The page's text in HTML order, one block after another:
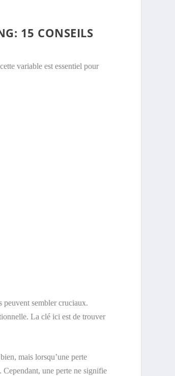
15 CONSEILS
variable est essentiel pour
peuvent sembler cruciaux.
La clé ici est de trouver
mais lorsqu’une perte
Cependant, une perte ne signifie